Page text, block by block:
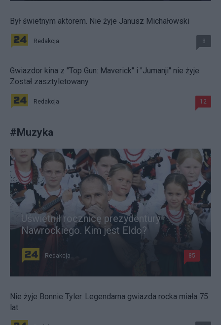
Był świetnym aktorem. Nie żyje Janusz Michałowski
Redakcja 8
Gwiazdor kina z "Top Gun: Maverick" i "Jumanji" nie żyje.
Został zasztyletowany
Redakcja 12
#Muzyka
Uświetnił rocznicę prezydentury
Nawrockiego. Kim jest Eldo?
Redakcja 85
Nie żyje Bonnie Tyler. Legendarna gwiazda rocka miała 75
lat